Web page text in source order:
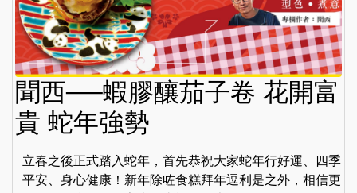
聞西──蝦膠釀茄子卷 花開富
貴 蛇年強勢
立春之後正式踏入蛇年，首先恭祝大家蛇年行好運、四季
平安、身心健康！新年除咗食糕拜年逗利是之外，相信更